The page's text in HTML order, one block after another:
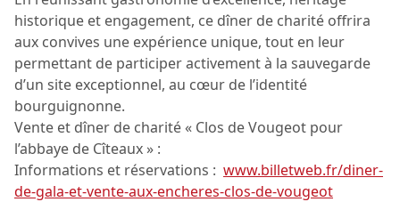
historique et engagement, ce dîner de charité offrira
aux convives une expérience unique, tout en leur
permettant de participer activement à la sauvegarde
d’un site exceptionnel, au cœur de l’identité
bourguignonne.
Vente et dîner de charité « Clos de Vougeot pour
l’abbaye de Cîteaux » :
Informations et réservations : www.billetweb.fr/diner-
de-gala-et-vente-aux-encheres-clos-de-vougeot